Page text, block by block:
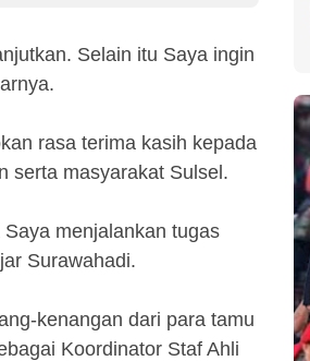
Selain itu Saya ingin
rasa terima kasih kepada
serta masyarakat Sulsel.
menjalankan tugas
Surawahadi.
kenangan dari para tamu
Koordinator Staf Ahli